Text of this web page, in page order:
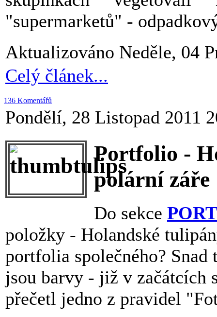
"supermarketů" -
Aktualizováno Neděle, 04
Celý článek...
136 Komentářů
Pondělí, 28 Listopad 2011
Portfolio -
polární záře
Do sekce
položky - Holandské
portfolia společného?
jsou barvy - již v začátcích
přečetl jedno z pravidel